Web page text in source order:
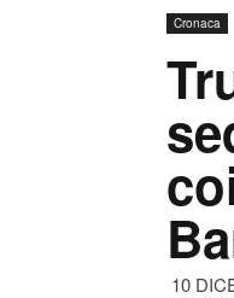
Cronaca
10